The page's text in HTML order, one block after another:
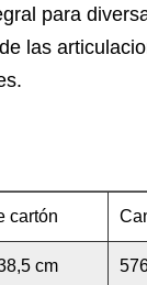
para
las
cartón
cm